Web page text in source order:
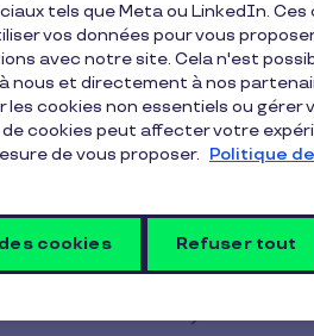
?
(c’est-à-dire un
numéro de TVA), il ne sera
tels que Meta ou LinkedIn.
vos données pour vous
avec notre site. Cela n'est
nous et directement à nos
les cookies non essentiels ou gérer
cookies peut affecter votre
de vous proposer. Politique
cookies Refuser tout